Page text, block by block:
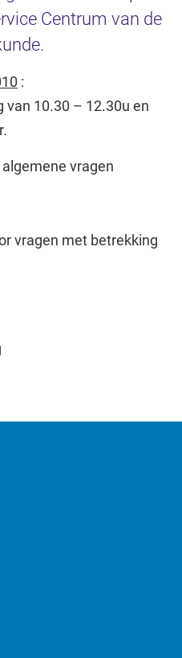
Centrum van de
:
10.30 – 12.30u en
vragen
vragen met betrekking